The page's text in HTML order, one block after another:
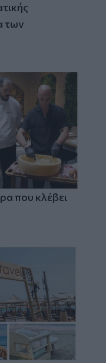
των
που κλέβει